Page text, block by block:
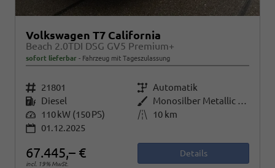
Volkswagen T7 California
Beach 2.0TDI DSG GV5 Premium+
sofort lieferbar Fahrzeug mit Tageszulassung
Fahrzeugnr. 21801 Getriebe Automatik
Kraftstoff Diesel Außenfarbe
Monosilber Metallic / Energetic Orange Metallic
Leistung 110 kW (150 PS) Kilometerstand
10 km
01.12.2025
67.445,– €
incl. 19% MwSt.
Details